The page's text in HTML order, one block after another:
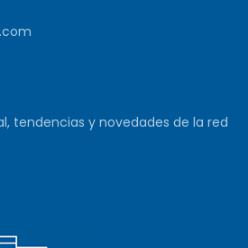
tendencias y novedades de la red